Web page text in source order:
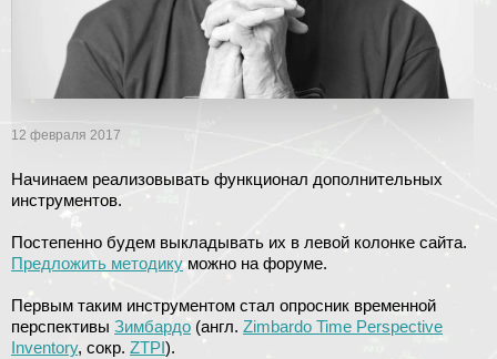
12 февраля 2017
Начинаем реализовывать функционал дополнительных
инструментов.
Постепенно будем выкладывать их в левой колонке сайта.
Предложить методику можно на форуме.
Первым таким инструментом стал опросник временной
перспективы Зимбардо (англ. Zimbardo Time Perspective
Inventory, сокр. ZTPI).